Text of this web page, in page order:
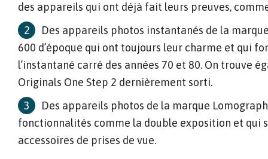
des appareils qui ont déjà fait leurs preuves,
Des appareils photos instantanés de la
600 d’époque qui ont toujours leur charme et qui
l’instantané carré des années 70 et 80. On trouve
Originals One Step 2 dernièrement sorti.
Des appareils photos de la marque
fonctionnalités comme la double exposition et qui
accessoires de prises de vue.